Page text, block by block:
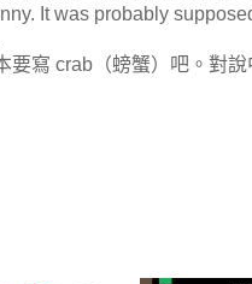
It was probably
要寫 crab（螃蟹）吧。對